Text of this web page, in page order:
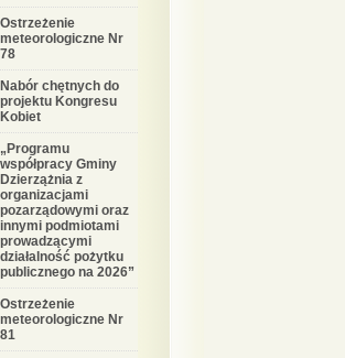
Ostrzeżenie
meteorologiczne Nr
78
Nabór chętnych do
projektu Kongresu
Kobiet
„Programu
współpracy Gminy
Dzierzążnia z
organizacjami
pozarządowymi oraz
innymi podmiotami
prowadzącymi
działalność pożytku
publicznego na 2026”
Ostrzeżenie
meteorologiczne Nr
81